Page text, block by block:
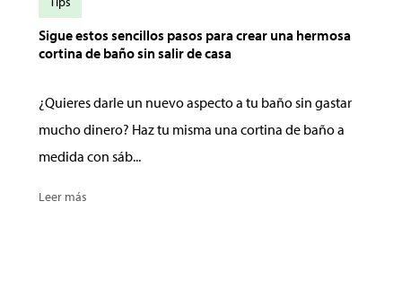
Sigue estos sencillos pasos para crear una hermosa
cortina de baño sin salir de casa
¿Quieres darle un nuevo aspecto a tu baño sin gastar
mucho dinero? Haz tu misma una cortina de baño a
medida con sáb...
Leer más